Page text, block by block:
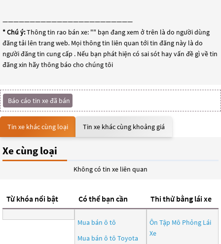
————————————————————————
* Chú ý:Thông tin rao bán xe: "" bạn đang xem ở trên là do người dùng
đăng tải lên trang web. Mọi thông tin liên quan tới tin đăng này là do
người đăng tin cung cấp . Nếu bạn phát hiện có sai sót hay vấn đề gì về tin
đăng xin hãy thông báo cho chúng tôi
Báo cáo tin xe đã bán
Tin xe khác cùng loại Tin xe khác cùng khoảng giá
Xe cùng loại
Không có tin xe liên quan
Từ khóa nổi bật Có thể bạn cần
Mua bán ô tô
Mua bán ô tô Toyota
Thi thử bằng lái xe
Ôn Tập Mô Phỏng Lái
Xe